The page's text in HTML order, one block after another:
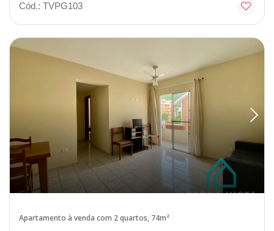
Cód.: TVPG103
Apartamento à venda com 2 quartos, 74m²